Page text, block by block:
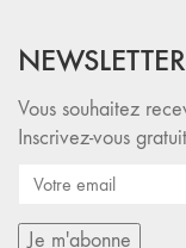
NEWSLETTER
Vous souhaitez
Inscrivez-vous